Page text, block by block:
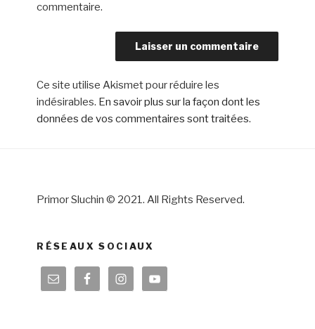
commentaire.
Ce site utilise Akismet pour réduire les
indésirables. En savoir plus sur la façon dont les
données de vos commentaires sont traitées.
Primor Sluchin © 2021. All Rights Reserved.
RÉSEAUX SOCIAUX